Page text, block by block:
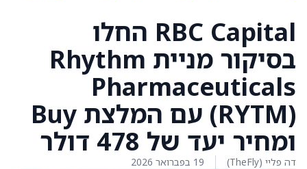
RBC Capital החלו
בסיקור מניית Rhythm
Pharmaceuticals
‏(RYTM) עם המלצת Buy
ומחיר יעד של 478 דולר
דה פליי (TheFly) 19 בפברואר 2026